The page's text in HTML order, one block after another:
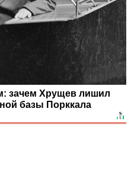
зачем Хрущев лишил
базы Порккала